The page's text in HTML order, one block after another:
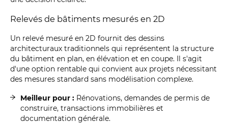
Relevés de bâtiments mesurés en 2D
Un relevé mesuré en 2D fournit des dessins
architecturaux traditionnels qui représentent la structure
du bâtiment en plan, en élévation et en coupe. Il s'agit
d'une option rentable qui convient aux projets nécessitant
des mesures standard sans modélisation complexe.
Meilleur pour : Rénovations, demandes de permis de
construire, transactions immobilières et
documentation générale.